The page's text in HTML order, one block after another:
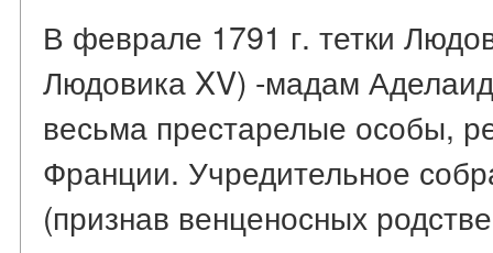
В феврале 1791 г. тетки
Людовика XV) -мадам
весьма престарелые особы,
Франции. Учредительное
(признав венценосных